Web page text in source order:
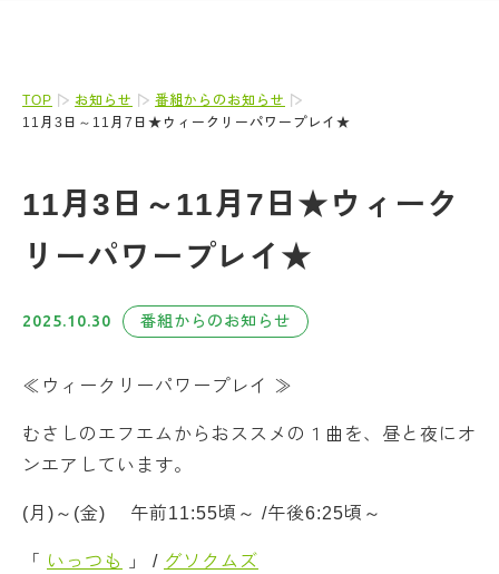
TOP お知らせ
番組からのお知らせ
11月3日～11月7日★ウィークリーパワープレイ★
11月3日～11月7日★ウィーク
リーパワープレイ★
2025.10.30 番組からのお知らせ
≪ウィークリーパワープレイ ≫
むさしのエフエムからおススメの１曲を、昼と夜にオ
ンエアしています。
(月)～(金) 午前11:55頃～ /午後6:25頃～
「 いっつも 」 / グソクムズ